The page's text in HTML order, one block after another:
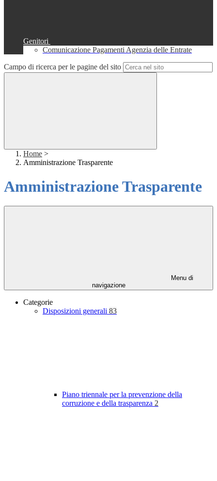
Genitori
Comunicazione Pagamenti Agenzia delle Entrate
Campo di ricerca per le pagine del sito
Home >
Amministrazione Trasparente
Amministrazione Trasparente
Menu di
navigazione
Categorie
Disposizioni generali 83
Piano triennale per la prevenzione della
corruzione e della trasparenza 2